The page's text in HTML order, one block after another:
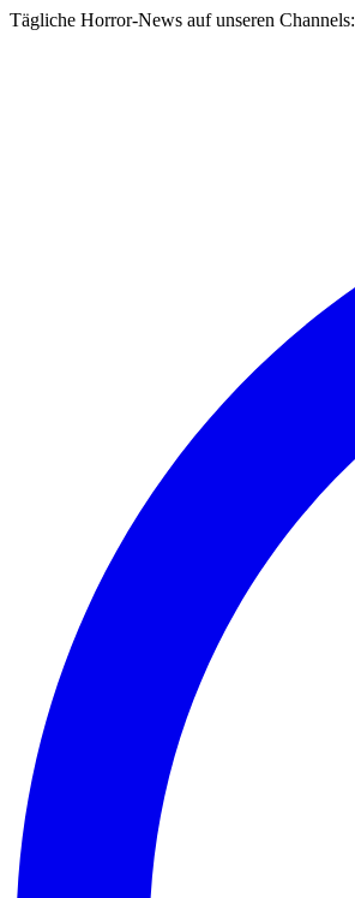
Tägliche Horror-News auf unseren Channels: